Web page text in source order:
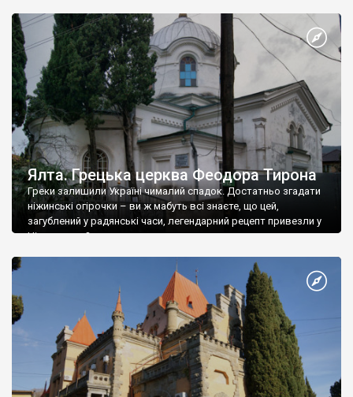
Ялта. Грецька церква Феодора Тирона
Греки залишили Україні чималий спадок. Достатньо згадати
ніжинські огірочки – ви ж мабуть всі знаєте, що цей,
загублений у радянські часи, легендарний рецепт привезли у
Ніжин греки?